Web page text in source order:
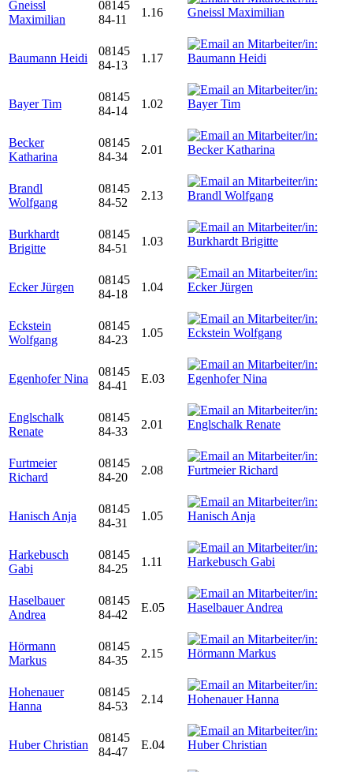
Gneissl
Maximilian
08145
84-11
1.16
Baumann Heidi
08145
84-13
1.17
Bayer Tim
08145
84-14
1.02
Becker
Katharina
08145
84-34
2.01
Brandl
Wolfgang
08145
84-52
2.13
Burkhardt
Brigitte
08145
84-51
1.03
Ecker Jürgen
08145
84-18
1.04
Eckstein
Wolfgang
08145
84-23
1.05
Egenhofer Nina
08145
84-41
E.03
Englschalk
Renate
08145
84-33
2.01
Furtmeier
Richard
08145
84-20
2.08
Hanisch Anja
08145
84-31
1.05
Harkebusch
Gabi
08145
84-25
1.11
Haselbauer
Andrea
08145
84-42
E.05
Hörmann
Markus
08145
84-35
2.15
Hohenauer
Hanna
08145
84-53
2.14
Huber Christian
08145
84-47
E.04